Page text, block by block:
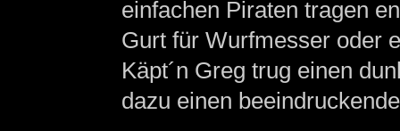
einfachen Piraten tragen
Gurt für Wurfmesser oder
Käpt´n Greg trug einen
dazu einen